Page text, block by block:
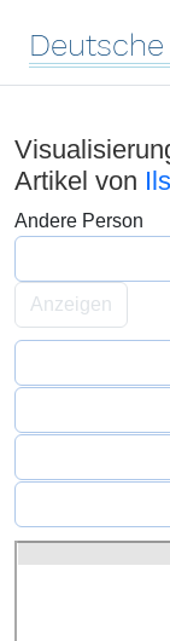
Deutsche
Artikel von
Andere Person
Anzeigen